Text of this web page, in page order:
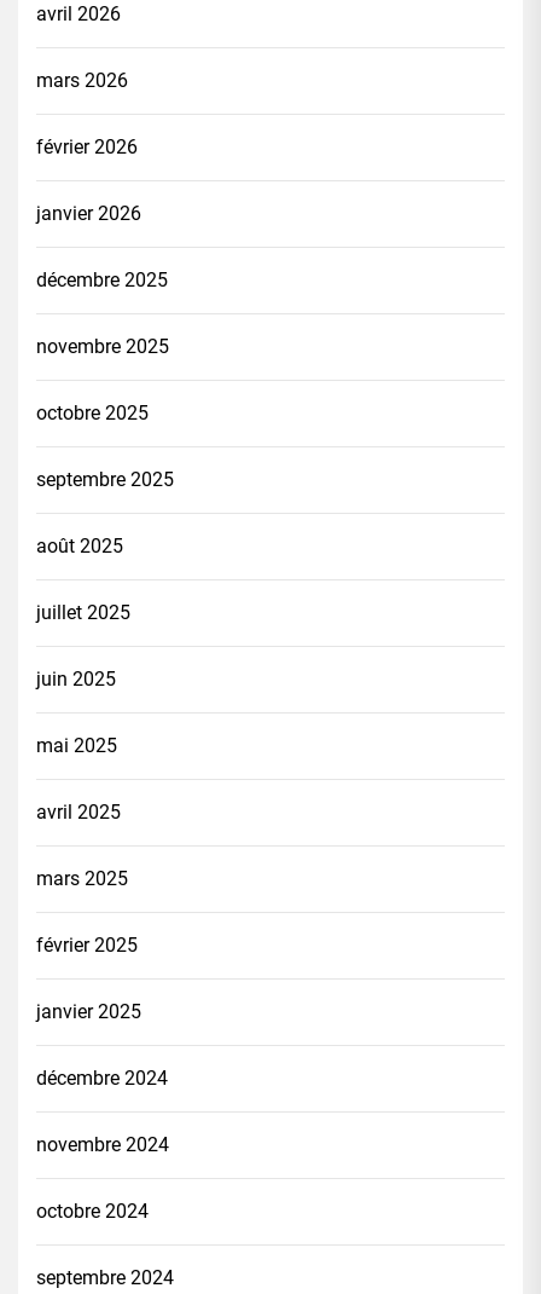
avril 2026
mars 2026
février 2026
janvier 2026
décembre 2025
novembre 2025
octobre 2025
septembre 2025
août 2025
juillet 2025
juin 2025
mai 2025
avril 2025
mars 2025
février 2025
janvier 2025
décembre 2024
novembre 2024
octobre 2024
septembre 2024